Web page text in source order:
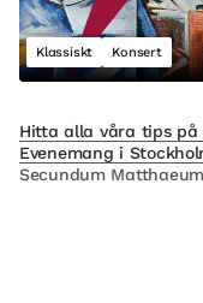
Klassiskt Konsert
Hitta alla våra tips
Evenemang i
Secundum